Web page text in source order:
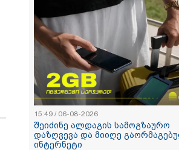
12:20 / 04-08-2026
"როცა კანონიკიდან
გამომდინარე,
მართებულად მიგვაჩნია,
რომ ადამიანის გასვენება
ტაძრიდან არ მოხდეს, ეს
მგლოვიარეს ისეთი
სიყვარულითა უნდა
ავუხსნათ, რომ შფოთვა
არ დაიბადოს" - დედა
სიდონია
15:49 / 06-08-
შეიძინე
დაზღვევა
ინტერნეტი
15:49 / 06-08-2026
შეიძინე ალდაგის სამოგზაურო
დაზღვევა და მიიღე
ინტერნეტი